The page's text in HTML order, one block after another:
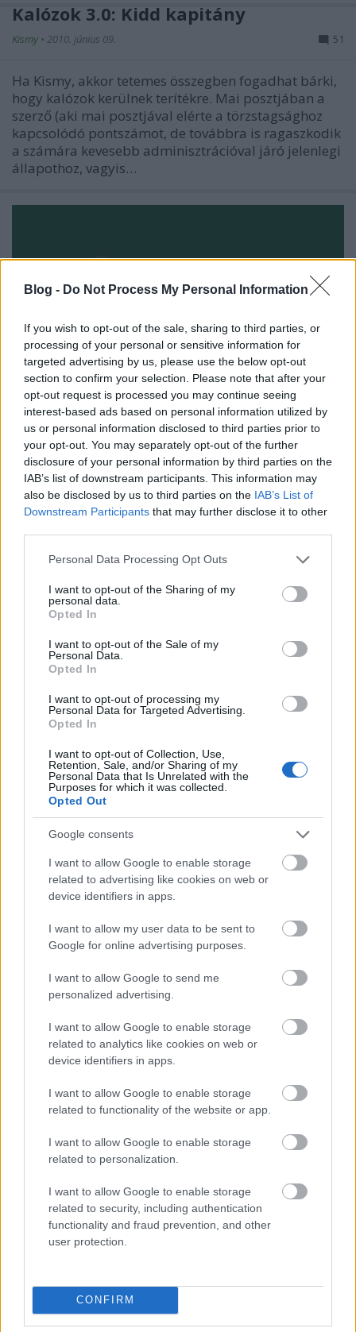
Blog - Do Not Process My Personal Information
If you wish to opt-out of the sale, sharing to third parties, or
processing of your personal or sensitive information for
targeted advertising by us, please use the below opt-out
section to confirm your selection. Please note that after your
opt-out request is processed you may continue seeing
interest-based ads based on personal information utilized by
us or personal information disclosed to third parties prior to
your opt-out. You may separately opt-out of the further
disclosure of your personal information by third parties on the
IAB’s list of downstream participants. This information may
also be disclosed by us to third parties on the IAB’s List of
Downstream Participants that may further disclose it to other
Please note that this website/app uses one or more Google
not limited to your visit or usage behaviour. You may click to
grant or deny consent to Google and its third-party tags to
use your data for below specified purposes in below Google
consent section.
Personal Data Processing Opt Outs
I want to opt-out of the Sharing of my
personal data.
Opted In
I want to opt-out of the Sale of my
Personal Data.
Opted In
I want to opt-out of processing my
Personal Data for Targeted Advertising.
Opted In
I want to opt-out of Collection, Use,
Retention, Sale, and/or Sharing of my
Personal Data that Is Unrelated with the
Purposes for which it was collected.
Opted Out
Google consents
I want to allow Google to enable storage
related to advertising like cookies on web or
device identifiers in apps.
I want to allow my user data to be sent to
Google for online advertising purposes.
I want to allow Google to send me
personalized advertising.
I want to allow Google to enable storage
related to analytics like cookies on web or
device identifiers in apps.
I want to allow Google to enable storage
related to functionality of the website or app.
I want to allow Google to enable storage
related to personalization.
I want to allow Google to enable storage
related to security, including authentication
functionality and fraud prevention, and other
user protection.
CONFIRM
Kalózok 3.0: Kidd kapitány
Kismy • 2010. június 09. 51
Ha Kismy, akkor tetemes összegben fogadhat bárki,
hogy kalózok kerülnek terítékre. Mai posztjában a
szerző (aki mai posztjával elérte a törzstagsághoz
kapcsolódó pontszámot, de továbbra is ragaszkodik
a számára kevesebb adminisztrációval járó jelenlegi
állapothoz, vagyis…
Vendégposzt - Kalózok 2.0: Henry
Morgan
2010. május 10.
Kismy barátunk (aki igen határozott léptekkel
közeledik a blogszerkesztői státuszt jelentő második
csillag felé) folytatja a tengeri rablókról elkezdett
sorozatát, melynek mai részében arról a fazonról ír,
akit nemes egyszerűséggel már azok a kortársai is
Kalózkirálynak…
Vendégposzt - Kalózok 1.0: François
L’Ollonais
2010. április 20.
Nem tudom, ti hogy vagytok vele, de ami engem illet,
amennyire vissza tudok emlékezni, zsenge
gyermekkorom pályaválasztási elképzelései között
(a szinte kötelező kovboj, villamosvezető és űrhajós
után közvetlenül) előkelő helyen szerepelt a